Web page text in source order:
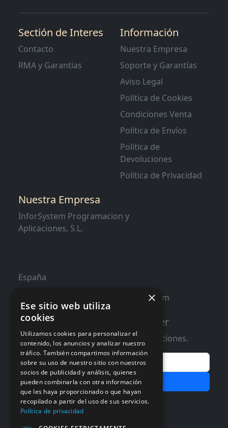
Sectión de Interes
Contacto
RMA y Garantias
Información
Nuestra Empresa
Soporte y Garantías
Aviso Legal
Política de Cookies
Condiciones Venta
Política de Envíos
Política de
Devoluciones
Política de Privacidad
Nuestra Empresa
InforSystem Programacion y
Aplicaciones, S.L.
España
contacto@distribucioninformatica.com
Suscribete a nuestro Newsletter
Te informaremos de ofertas y promociones.
Email
Subscribir
Aceptar Politica dePrivacidad
×
Ese sitio web utiliza
cookies
Utilizamos cookies para personalizar el
contenido, los anuncios y analizar nuestro
tráfico. También compartimos información
sobre su uso de nuestro sitio con nuestros
socios de publicidad y análisis, quienes
pueden combinarla con otra información
que les haya proporcionado o que hayan
recopilado a partir del uso de sus servicios.
Política de privacidad